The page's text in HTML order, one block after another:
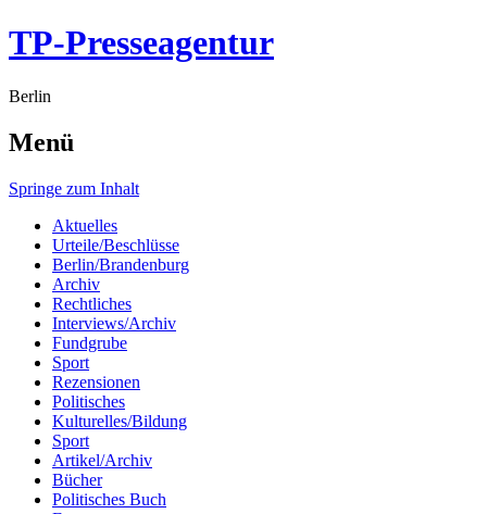
TP-Presseagentur
Berlin
Menü
Springe zum Inhalt
Aktuelles
Urteile/Beschlüsse
Berlin/Brandenburg
Archiv
Rechtliches
Interviews/Archiv
Fundgrube
Sport
Rezensionen
Politisches
Kulturelles/Bildung
Sport
Artikel/Archiv
Bücher
Politisches Buch